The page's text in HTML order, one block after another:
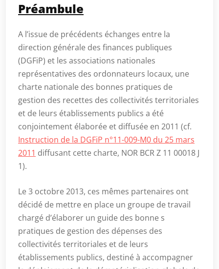
Préambule
A l’issue de précédents échanges entre la
direction générale des finances publiques
(DGFiP) et les associations nationales
représentatives des ordonnateurs locaux, une
charte nationale des bonnes pratiques de
gestion des recettes des collectivités territoriales
et de leurs établissements publics a été
conjointement élaborée et diffusée en 2011 (cf.
Instruction de la DGFiP n°11-009-M0 du 25 mars
2011 diffusant cette charte, NOR BCR Z 11 00018 J
1).
Le 3 octobre 2013, ces mêmes partenaires ont
décidé de mettre en place un groupe de travail
chargé d’élaborer un guide des bonne s
pratiques de gestion des dépenses des
collectivités territoriales et de leurs
établissements publics, destiné à accompagner